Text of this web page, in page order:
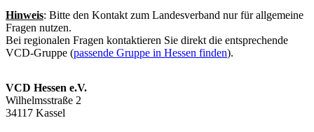
Hinweis: Bitte den Kontakt zum Landesverband nur für allgemeine
Fragen nutzen.
Bei regionalen Fragen kontaktieren Sie direkt die entsprechende
VCD-Gruppe (passende Gruppe in Hessen finden).
VCD Hessen e.V.
Wilhelmsstraße 2
34117 Kassel